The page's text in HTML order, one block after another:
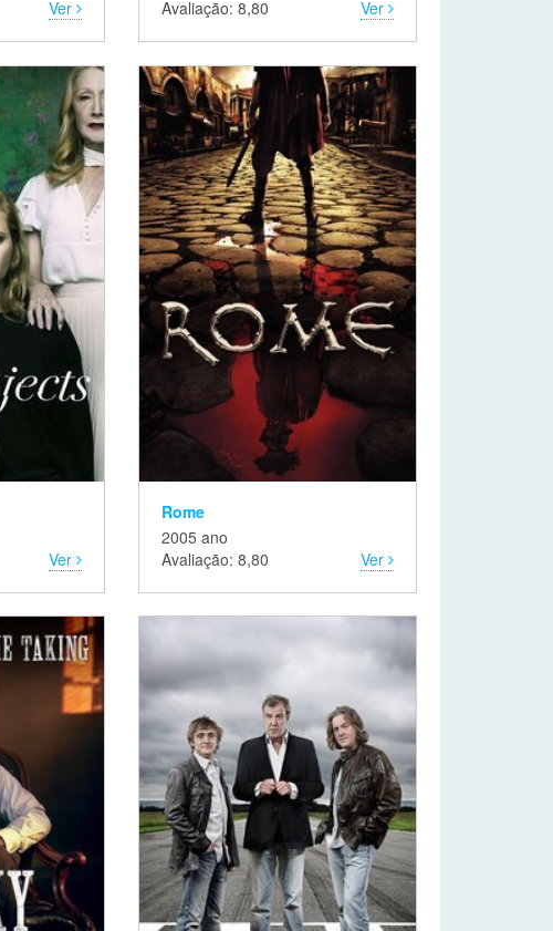
Ver
Avaliação: 8,80
Ver
Ver
Rome
2005 ano
Avaliação: 8,80
Ver